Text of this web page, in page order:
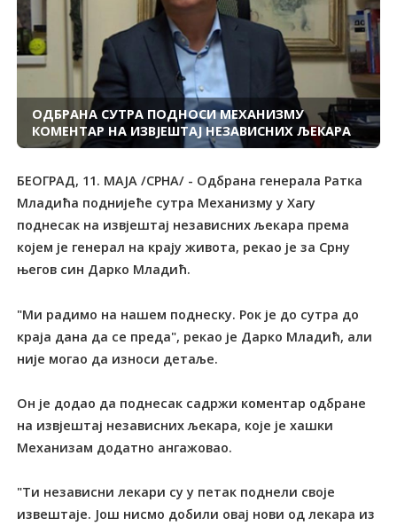
ОДБРАНА СУTРА ПОДНОСИ МЕХАНИЗМУ
КОМЕНTАР НА ИЗВЈЕШTАЈ НЕЗАВИСНИХ ЉЕКАРА
БЕОГРАД, 11. МАЈА /СРНА/ - Одбрана генерала Ратка
Младића поднијеће сутра Механизму у Хагу
поднесак на извјештај независних љекара према
којем је генерал на крају живота, рекао је за Срну
његов син Дарко Младић.
"Ми радимо на нашем поднеску. Рок је до сутра до
краја дана да се преда", рекао је Дарко Младић, али
није могао да износи детаље.
Он је додао да поднесак садржи коментар одбране
на извјештај независних љекара, које је хашки
Механизам додатно ангажовао.
"Tи независни лекари су у петак поднели своје
извештаје. Још нисмо добили овај нови од лекара из